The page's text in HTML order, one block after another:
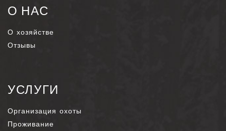
О НАС
О хозяйстве
Отзывы
УСЛУГИ
Организация охоты
Проживание